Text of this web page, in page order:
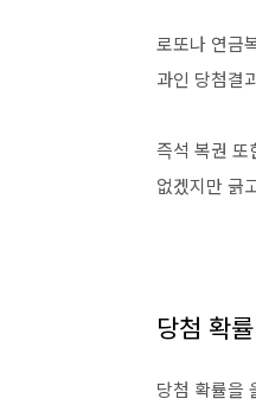
로또나 연금
과인 당첨결
즉석 복권 또
없겠지만 긁
당첨 확
당첨 확률을